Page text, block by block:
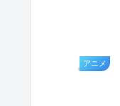
アニメ